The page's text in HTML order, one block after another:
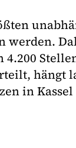
werden.
hängt
in